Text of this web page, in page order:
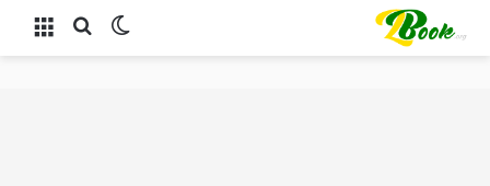
القائمة بحث عن